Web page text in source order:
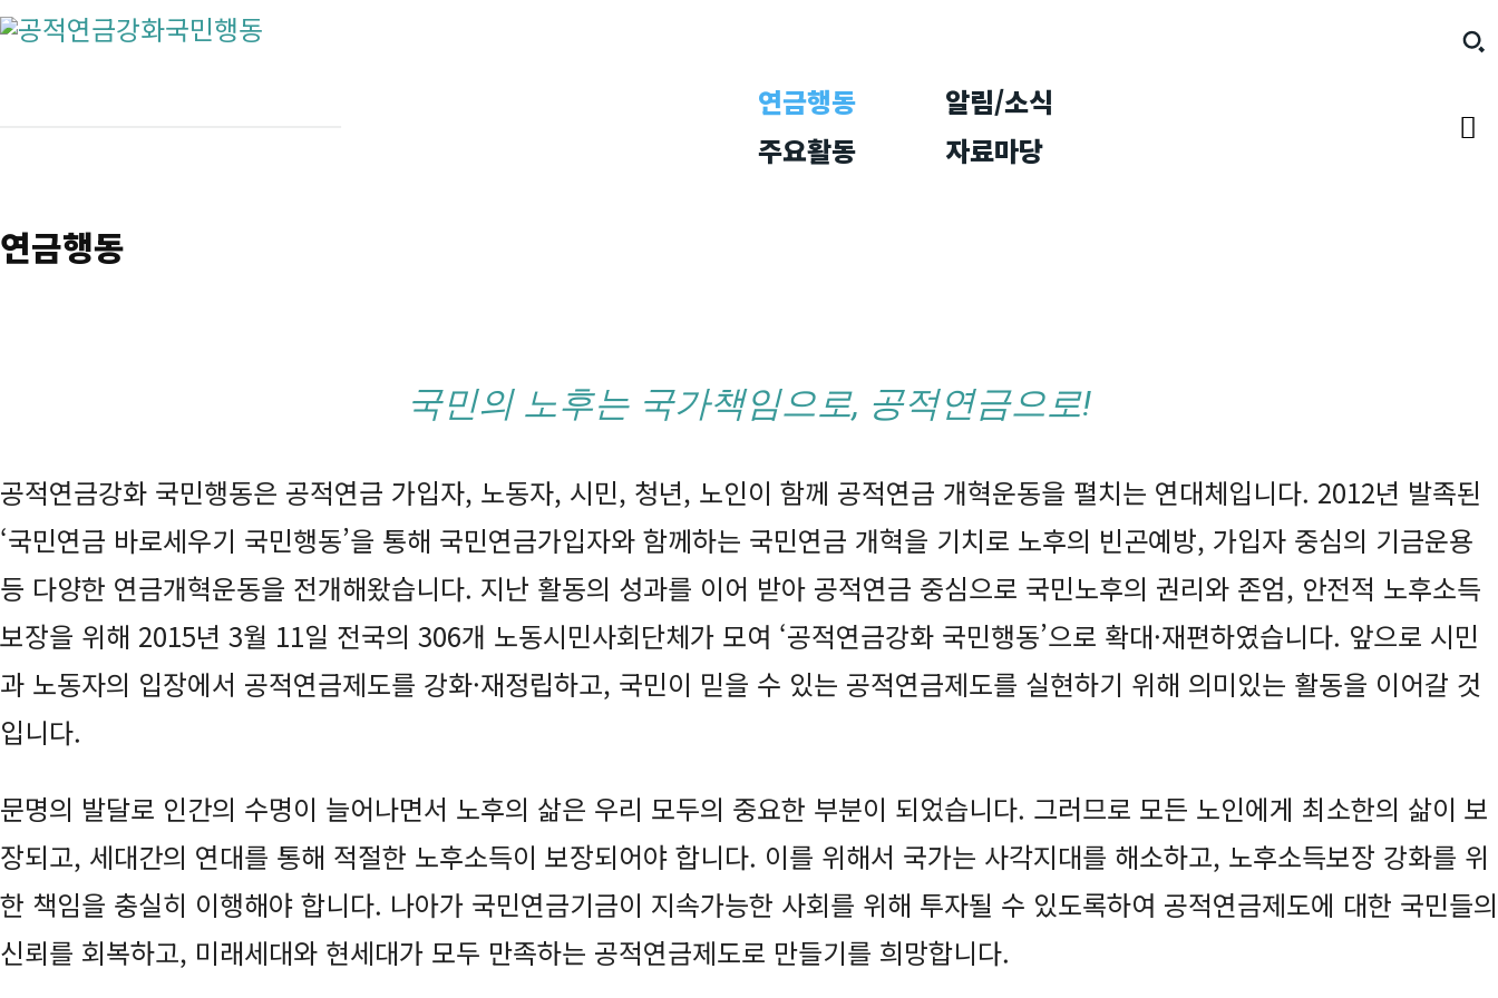
연금행동
알림/소식
주요활동
자료마당
연금행동
국민의 노후는 국가책임으로, 공적연금으로!
공적연금강화 국민행동은 공적연금 가입자, 노동자, 시민, 청년, 노인이 함께 공적연금 개혁운동을 펼치는 연대체입니다. 2012년 발족된
‘국민연금 바로세우기 국민행동’을 통해 국민연금가입자와 함께하는 국민연금 개혁을 기치로 노후의 빈곤예방, 가입자 중심의 기금운용
등 다양한 연금개혁운동을 전개해왔습니다. 지난 활동의 성과를 이어 받아 공적연금 중심으로 국민노후의 권리와 존엄, 안전적 노후소득
보장을 위해 2015년 3월 11일 전국의 306개 노동시민사회단체가 모여 ‘공적연금강화 국민행동’으로 확대·재편하였습니다. 앞으로 시민
과 노동자의 입장에서 공적연금제도를 강화·재정립하고, 국민이 믿을 수 있는 공적연금제도를 실현하기 위해 의미있는 활동을 이어갈 것
입니다.
문명의 발달로 인간의 수명이 늘어나면서 노후의 삶은 우리 모두의 중요한 부분이 되었습니다. 그러므로 모든 노인에게 최소한의 삶이 보
장되고, 세대간의 연대를 통해 적절한 노후소득이 보장되어야 합니다. 이를 위해서 국가는 사각지대를 해소하고, 노후소득보장 강화를 위
한 책임을 충실히 이행해야 합니다. 나아가 국민연금기금이 지속가능한 사회를 위해 투자될 수 있도록하여 공적연금제도에 대한 국민들의
신뢰를 회복하고, 미래세대와 현세대가 모두 만족하는 공적연금제도로 만들기를 희망합니다.